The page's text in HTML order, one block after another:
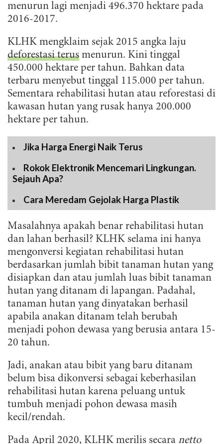
menurun lagi menjadi 496.370 hektare pada
2016-2017.
KLHK mengklaim sejak 2015 angka laju
deforestasi terus menurun. Kini tinggal
450.000 hektare per tahun. Bahkan data
terbaru menyebut tinggal 115.000 per tahun.
Sementara rehabilitasi hutan atau reforestasi di
kawasan hutan yang rusak hanya 200.000
hektare per tahun.
Jika Harga Energi Naik Terus
Rokok Elektronik Mencemari Lingkungan.
Sejauh Apa?
Cara Meredam Gejolak Harga Plastik
Masalahnya apakah benar rehabilitasi hutan
dan lahan berhasil? KLHK selama ini hanya
mengonversi kegiatan rehabilitasi hutan
berdasarkan jumlah bibit tanaman hutan yang
disiapkan dan atau jumlah luas bibit tanaman
hutan yang ditanam di lapangan. Padahal,
tanaman hutan yang dinyatakan berhasil
apabila anakan ditanam telah berubah
menjadi pohon dewasa yang berusia antara 15-
20 tahun.
Jadi, anakan atau bibit yang baru ditanam
belum bisa dikonversi sebagai keberhasilan
rehabilitasi hutan karena peluang untuk
tumbuh menjadi pohon dewasa masih
kecil/rendah.
Pada April 2020, KLHK merilis secara netto